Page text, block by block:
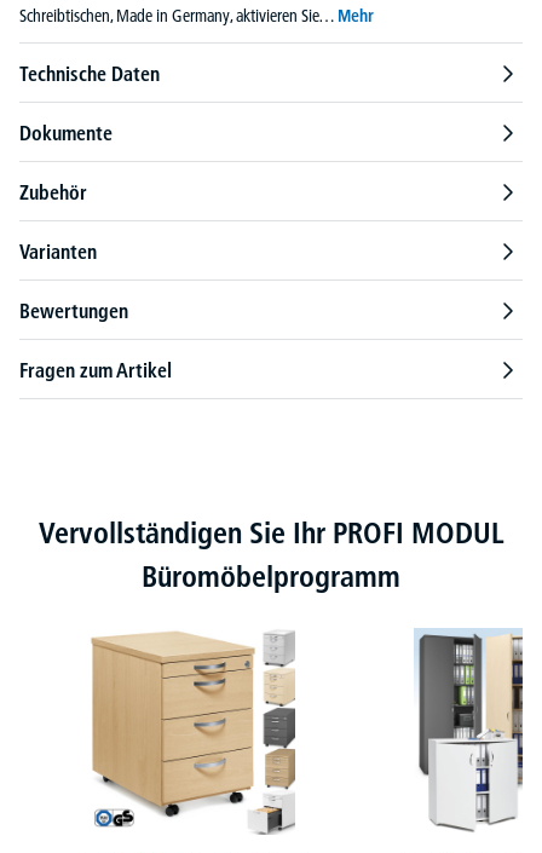
Schreibtischen, Made in Germany, aktivieren Sie… Mehr
Technische Daten
Dokumente
Zubehör
Varianten
Bewertungen
Fragen zum Artikel
Produktgalerie überspringen
Vervollständigen Sie Ihr PROFI MODUL
Büromöbelprogramm